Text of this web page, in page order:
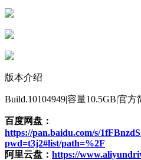
版本介绍
Build.10104949|容量10.5GB|官
百度网盘：
https://pan.baidu.com/s/
pwd=t3j2#list/path=%2F
阿里云盘： https://